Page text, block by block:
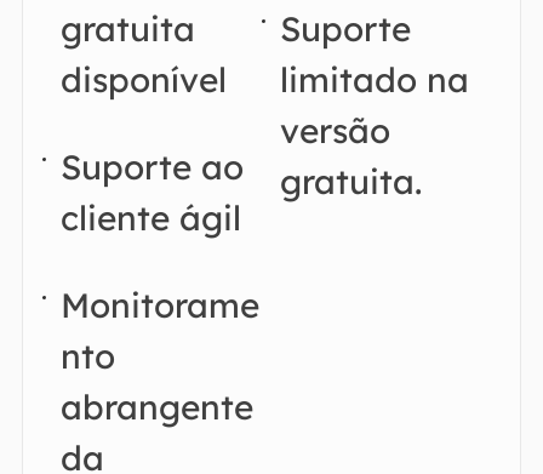
gratuita
disponível
Suporte ao
cliente ágil
Monitorame
nto
abrangente
da
Suporte
limitado na
versão
gratuita.